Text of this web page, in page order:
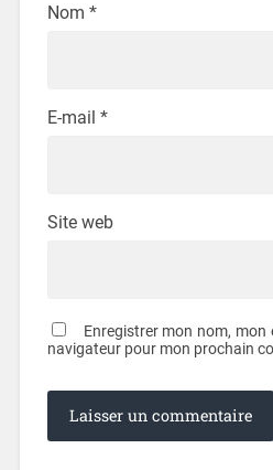
Nom *
E-mail *
Site web
Enregistrer mon nom,
navigateur pour mon prochain